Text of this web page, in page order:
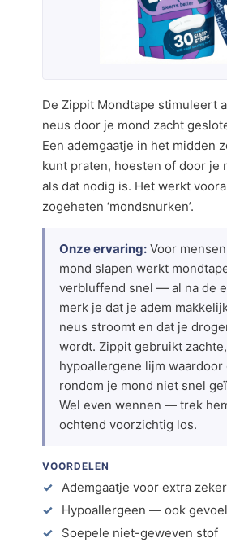
De Zippit Mondtape stimuleert
neus door je mond zacht
Een ademgaatje in het midden
kunt praten, hoesten of door je
als dat nodig is. Het werkt
zogeheten ‘mondsnurken’.
Onze ervaring: Voor
mond slapen werkt
verbluffend snel — al na de
merk je dat je adem
neus stroomt en dat je
wordt. Zippit gebruikt zachte,
hypoallergene lijm waardoor
rondom je mond niet snel
Wel even wennen — trek
ochtend voorzichtig los.
VOORDELEN
Ademgaatje voor extra
Hypoallergeen — ook
Soepele niet-geweven stof